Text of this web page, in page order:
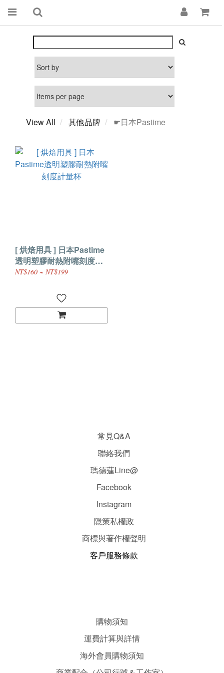
View All 其他品牌 ☛日本Pastime
[ 烘焙用具 ] 日本Pastime
透明塑膠耐熱附嘴刻度計
量杯
NT$160 ~ NT$199
常見Q&A
聯絡我們
瑪德蓮Line@
Facebook
Instagram
隱策私權政
商標與著作權聲明
客戶服務條款
購物須知
運費計算與詳情
海外會員購物須知